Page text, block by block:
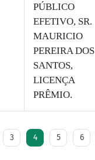
PÚBLICO
EFETIVO, SR.
MAURICIO
PEREIRA DOS
SANTOS,
LICENÇA
PRÊMIO.
3 4 5 6